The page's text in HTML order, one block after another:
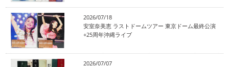
2026/07/18
安室奈美恵 ラストドームツアー 東京ドーム最終公演
+25周年沖縄ライブ
2026/07/07